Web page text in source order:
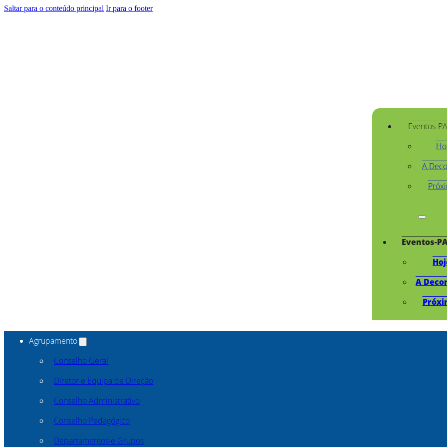
Saltar para o conteúdo principal Ir para o footer
Eventos-
A
Eventos-
A
Agrupamento
Conselho Geral
Diretor e Equipa de Direção
Conselho Administrativo
Conselho Pedagógico
Departamentos e Grupos